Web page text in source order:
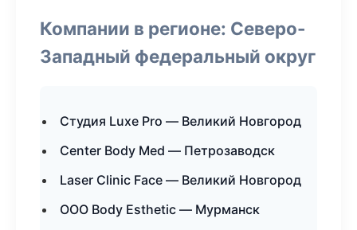
Компании в регионе: Северо-
Западный федеральный округ
Студия Luxe Pro — Великий Новгород
Center Body Med — Петрозаводск
Laser Clinic Face — Великий Новгород
ООО Body Esthetic — Мурманск